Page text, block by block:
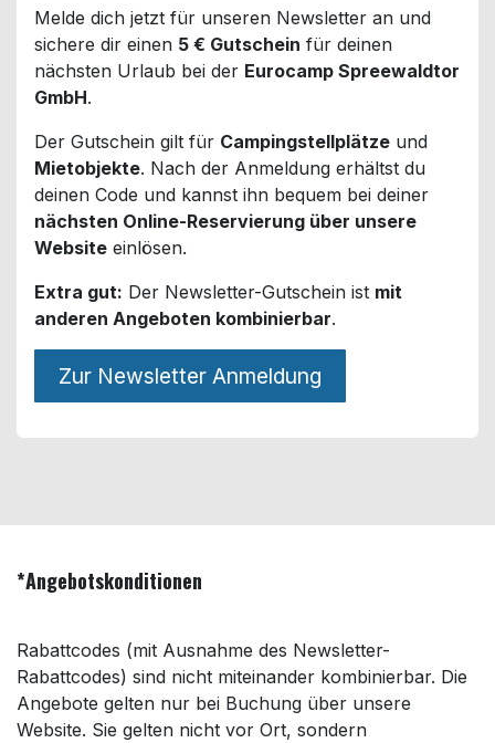
Melde dich jetzt für unseren Newsletter an und
sichere dir einen 5 € Gutschein für deinen
nächsten Urlaub bei der Eurocamp Spreewaldtor
GmbH.
Der Gutschein gilt für Campingstellplätze und
Mietobjekte. Nach der Anmeldung erhältst du
deinen Code und kannst ihn bequem bei deiner
nächsten Online-Reservierung über unsere
Website einlösen.
Extra gut: Der Newsletter-Gutschein ist mit
anderen Angeboten kombinierbar.
Zur Newsletter Anmeldung
*Angebotskonditionen
Rabattcodes (mit Ausnahme des Newsletter-
Rabattcodes) sind nicht miteinander kombinierbar. Die
Angebote gelten nur bei Buchung über unsere
Website. Sie gelten nicht vor Ort, sondern